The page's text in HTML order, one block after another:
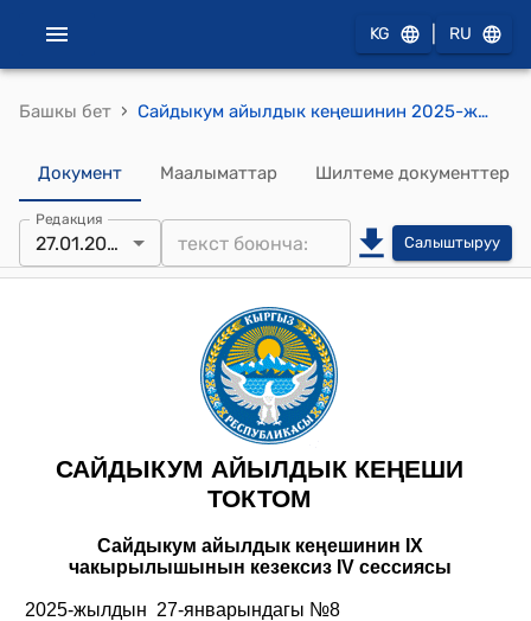
KG RU
Башкы бет › Сайдыкум айылдык кеңешинин 2025-жылдын 27-январындагы №8 «Сайдыкум айыл өкмөтүнүн 2023-жылдын жергиликтүү бюджетинен айыл өкмөтүнүн резервдик фондусуна акча каражатын кайтаруу жөнүндө» токтому
Документ Маалыматтар Шилтеме документтер
Редакция
27.01.2025 Салыштыруу